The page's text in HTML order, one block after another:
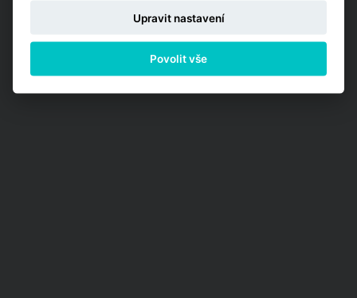
PŘEJÍT NA ANALÝZYUpravit nastavení
Povolit vše